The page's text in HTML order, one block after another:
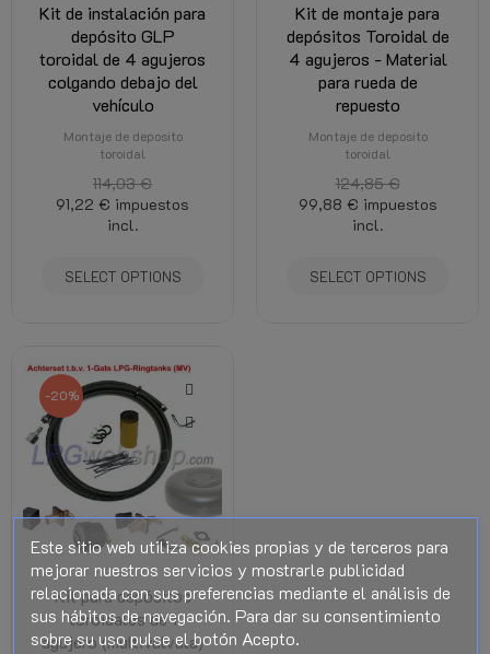
Kit de instalación para
depósito GLP
toroidal de 4 agujeros
colgando debajo del
vehículo
Montaje de deposito
toroidal
114,03 €
91,22 € impuestos
incl.
SELECT OPTIONS
Kit de montaje para
depósitos Toroidal de
4 agujeros - Material
para rueda de
repuesto
Montaje de deposito
toroidal
124,85 €
99,88 € impuestos
incl.
SELECT OPTIONS
-20%
Kit para depósitos
toroidales de 1
agujero (multiválvula)
Este sitio web utiliza cookies propias y de terceros para
mejorar nuestros servicios y mostrarle publicidad
relacionada con sus preferencias mediante el análisis de
sus hábitos de navegación. Para dar su consentimiento
sobre su uso pulse el botón Acepto.